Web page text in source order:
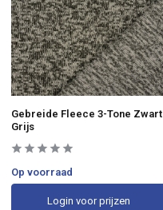
Gebreide Fleece 3-Tone Zwart
Grijs
Op voorraad
Login voor prijzen